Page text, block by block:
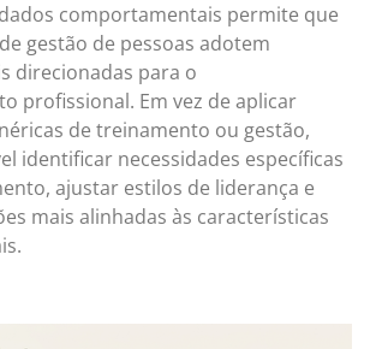
comportamentais permite que
gestão de pessoas adotem
direcionadas para o
profissional. Em vez de aplicar
de treinamento ou gestão,
identificar necessidades específicas
ajustar estilos de liderança e
mais alinhadas às características